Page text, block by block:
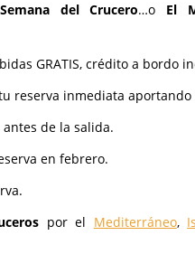
Semana del Crucero…o El
GRATIS, crédito a bordo
reserva inmediata aportando
de la salida.
en febrero.
por el Mediterráneo,